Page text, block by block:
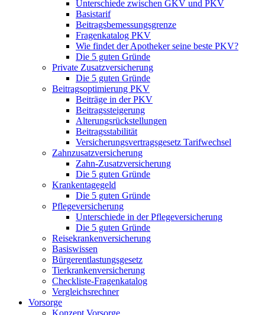
Unterschiede zwischen GKV und PKV
Basistarif
Beitragsbemessungsgrenze
Fragenkatalog PKV
Wie findet der Apotheker seine beste PKV?
Die 5 guten Gründe
Private Zusatzversicherung
Die 5 guten Gründe
Beitragsoptimierung PKV
Beiträge in der PKV
Beitragssteigerung
Alterungsrückstellungen
Beitragsstabilität
Versicherungsvertragsgesetz Tarifwechsel
Zahnzusatzversicherung
Zahn-Zusatzversicherung
Die 5 guten Gründe
Krankentagegeld
Die 5 guten Gründe
Pflegeversicherung
Unterschiede in der Pflegeversicherung
Die 5 guten Gründe
Reisekrankenversicherung
Basiswissen
Bürgerentlastungsgesetz
Tierkrankenversicherung
Checkliste-Fragenkatalog
Vergleichsrechner
Vorsorge
Konzept Vorsorge